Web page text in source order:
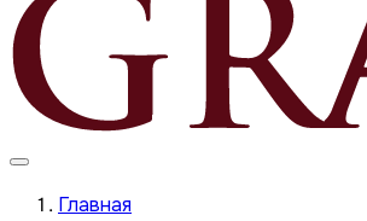
Главная